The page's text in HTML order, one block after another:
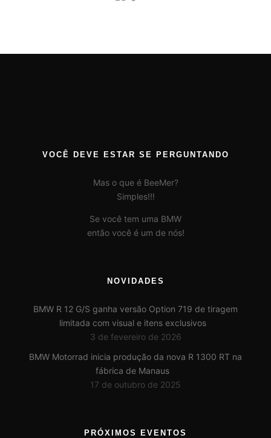
VOCÊ DEVE ESTAR SE PERGUNTANDO
Mas o que é BeeMer?
Simples!!!
Se você tem uma BMW
então você é um de nós!
NOVIDADES
BMW R 12 G/S ganha versão Option 719 de tiragem
limitada com visual e itens exclusivos
3 de fevereiro de 2026
BMW Motorrad inicia produção da nova R 1300 RT na
fábrica de Manaus
17 de outubro de 2025
PRÓXIMOS EVENTOS